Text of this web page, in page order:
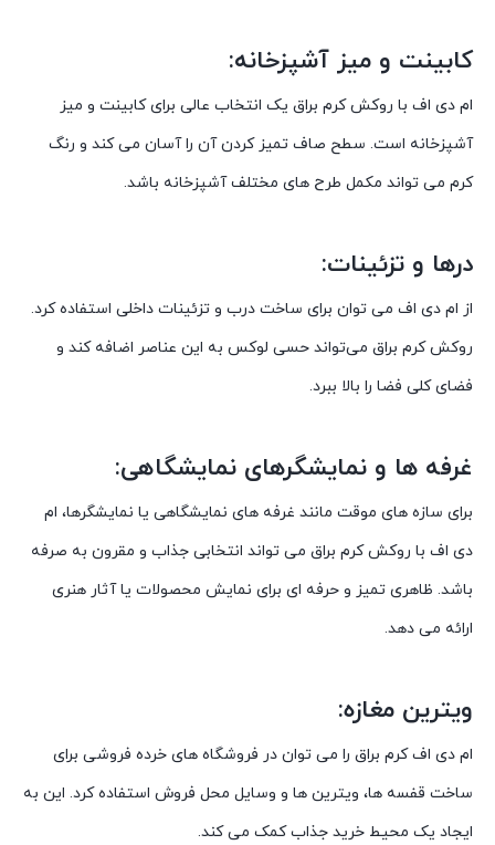
کابینت و میز آشپزخانه:
ام دی اف با روکش کرم براق یک انتخاب عالی برای کابینت و میز
آشپزخانه است. سطح صاف تمیز کردن آن را آسان می کند و رنگ
کرم می تواند مکمل طرح های مختلف آشپزخانه باشد.
درها و تزئینات:
از ام دی اف می توان برای ساخت درب و تزئینات داخلی استفاده کرد.
روکش کرم براق می‌تواند حسی لوکس به این عناصر اضافه کند و
فضای کلی فضا را بالا ببرد.
غرفه ها و نمایشگرهای نمایشگاهی:
برای سازه های موقت مانند غرفه های نمایشگاهی یا نمایشگرها، ام
دی اف با روکش کرم براق می تواند انتخابی جذاب و مقرون به صرفه
باشد. ظاهری تمیز و حرفه ای برای نمایش محصولات یا آثار هنری
ارائه می دهد.
ویترین مغازه:
ام دی اف کرم براق را می توان در فروشگاه های خرده فروشی برای
ساخت قفسه ها، ویترین ها و وسایل محل فروش استفاده کرد. این به
ایجاد یک محیط خرید جذاب کمک می کند.